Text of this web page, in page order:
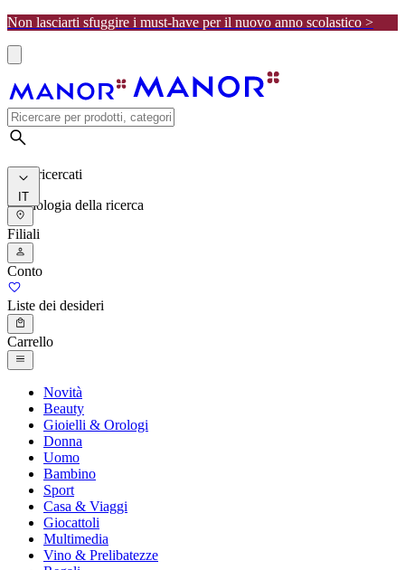
Non lasciarti sfuggire i must-have per il nuovo anno scolastico >
I più ricercati
Cronologia della ricerca
IT
Filiali
Conto
Liste dei desideri
Carrello
Novità
Beauty
Gioielli & Orologi
Donna
Uomo
Bambino
Sport
Casa & Viaggi
Giocattoli
Multimedia
Vino & Prelibatezze